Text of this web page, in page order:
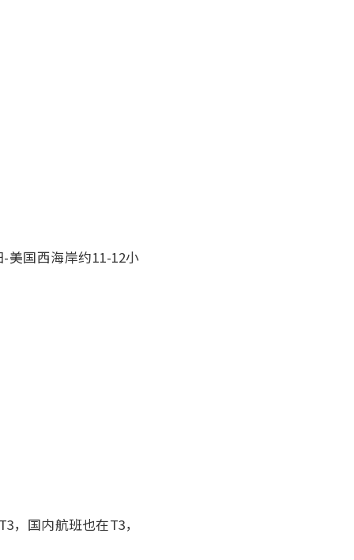
美国西海岸约11-12小
，国内航班也在T3，